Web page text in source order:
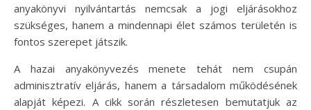
anyakönyvi nyilvántartás nemcsak a jogi eljárásokhoz
szükséges, hanem a mindennapi élet számos területén is
fontos szerepet játszik.
A hazai anyakönyvezés menete tehát nem csupán
adminisztratív eljárás, hanem a társadalom működésének
alapját képezi. A cikk során részletesen bemutatjuk az